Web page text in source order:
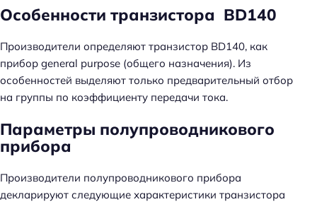
Особенности транзистора BD140
Производители определяют транзистор BD140, как
прибор general purpose (общего назначения). Из
особенностей выделяют только предварительный отбор
на группы по коэффициенту передачи тока.
Параметры полупроводникового
прибора
Производители полупроводникового прибора
декларируют следующие характеристики транзистора